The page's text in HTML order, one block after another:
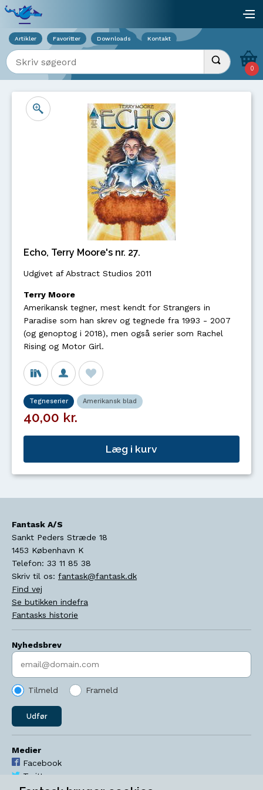
Artikler Favoritter Downloads Kontakt
Indtast søgeord Udfør søgning
0
Echo, Terry Moore's nr. 27.
Udgivet af Abstract Studios 2011
Terry Moore
Amerikansk tegner, mest kendt for Strangers in
Paradise som han skrev og tegnede fra 1993 - 2007
(og genoptog i 2018), men også serier som Rachel
Rising og Motor Girl.
Tegneserier Amerikansk blad
40,00 kr.
Læg i kurv
Fantask A/S
Sankt Peders Stræde 18
1453 København K
Telefon: 33 11 85 38
Skriv til os: fantask@fantask.dk
Find vej
Se butikken indefra
Fantasks historie
Nyhedsbrev
Indtast søgeord
Tilmeld Frameld
Udfør
Medier
Facebook
Twitter
Viser overlay for indkøbskurv